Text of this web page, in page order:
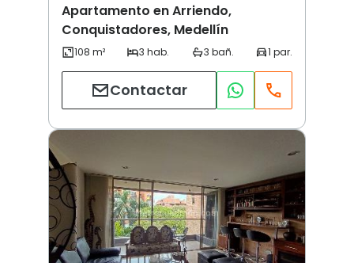
Apartamento en Arriendo,
Conquistadores, Medellín
Contactar